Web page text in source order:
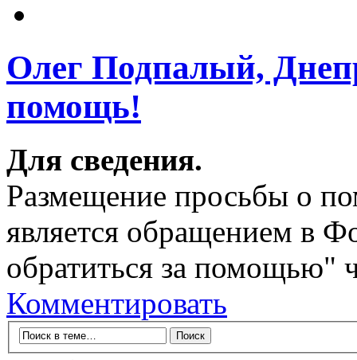
Олег Подпалый,
помощь!
Для сведения.
Размещение просьбы о
является обращением в
обратиться за помощью"
Комментировать